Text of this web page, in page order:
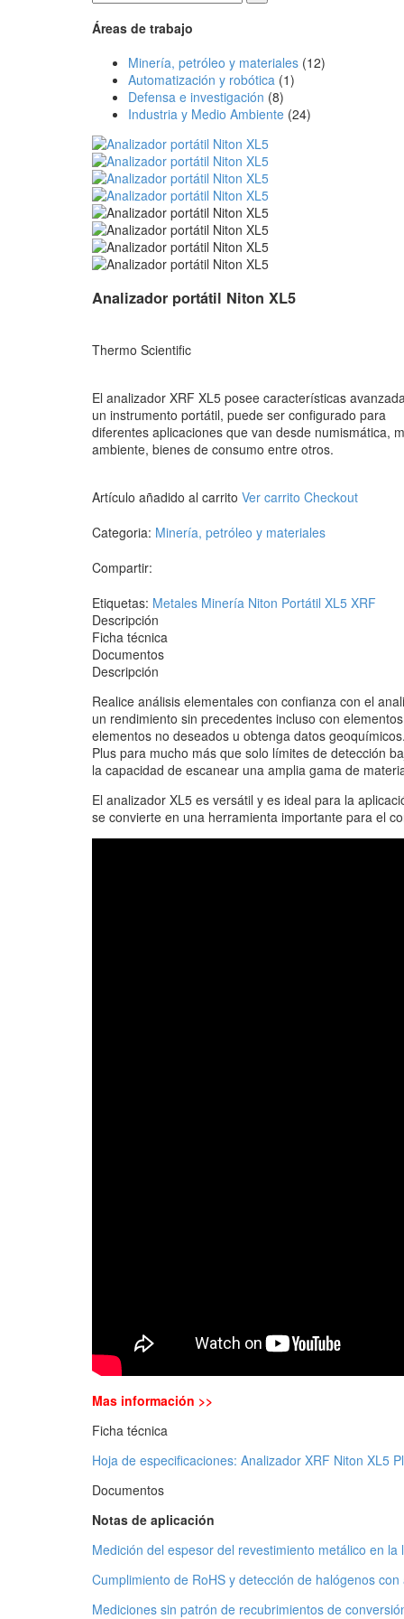
Áreas de trabajo
Minería, petróleo y materiales (12)
Automatización y robótica (1)
Defensa e investigación (8)
Industria y Medio Ambiente (24)
Analizador portátil Niton XL5
Thermo Scientific
El analizador XRF XL5 posee características
un instrumento portátil, puede ser configurado para
diferentes aplicaciones que van desde numismática,
ambiente, bienes de consumo entre otros.
Artículo añadido al carrito Ver carrito Checkout
Categoria: Minería, petróleo y materiales
Compartir:
Etiquetas: Metales Minería Niton Portátil XL5 XRF
Descripción
Ficha técnica
Documentos
Descripción
Realice análisis elementales con confianza con el
un rendimiento sin precedentes incluso con
elementos no deseados u obtenga datos
Plus para mucho más que solo límites de detección
la capacidad de escanear una amplia gama de
El analizador XL5 es versátil y es ideal para la
se convierte en una herramienta importante para el
Mas información >>
Ficha técnica
Hoja de especificaciones: Analizador XRF Niton XL5
Documentos
Notas de aplicación
Medición del espesor del revestimiento metálico en la
Cumplimiento de RoHS y detección de halógenos
Mediciones sin patrón de recubrimientos de